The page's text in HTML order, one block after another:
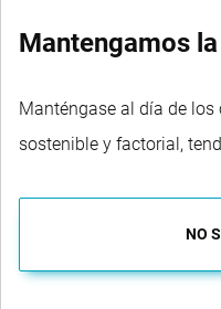
Mantengamos
Manténgase al día de
sostenible y factorial,
NO